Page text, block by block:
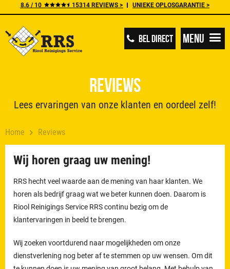
8.6 / 10 15314 REVIEWS > UNIEKE OPLOSGARANTIE >
BEL DIRECT Menu
Home Reviews
Reviews
Lees ervaringen van onze klanten en oordeel zelf!
Wij horen graag uw mening!
RRS hecht veel waarde aan de mening van haar klanten. We
horen als bedrijf graag wat we beter kunnen doen. Daarom is
Riool Reinigings Service RRS continu bezig om de
klantervaringen in beeld te brengen.
Wij zoeken voortdurend naar mogelijkheden om onze
dienstverlening nog beter af te stemmen op uw wensen. Om dit